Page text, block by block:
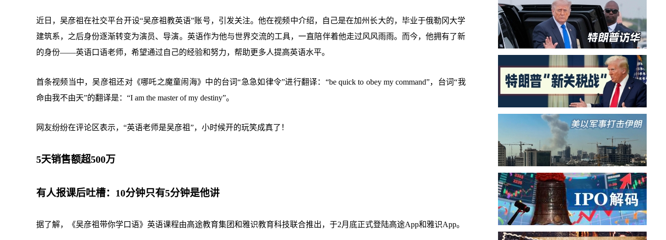
近日，吴彦祖在社交平台开设“吴彦祖教英语”账号，引发关注。他在视频中介绍，自己是在加州长大的，毕业于俄勒冈大学
建筑系，之后身份逐渐转变为演员、导演。英语作为他与世界交流的工具，一直陪伴着他走过风风雨雨。而今，他拥有了新
的身份——英语口语老师，希望通过自己的经验和努力，帮助更多人提高英语水平。
首条视频当中，吴彦祖还对《哪吒之魔童闹海》中的台词“急急如律令”进行翻译：“be quick to obey my command”，台词“我
命由我不由天”的翻译是：“I am the master of my destiny”。
网友纷纷在评论区表示，“英语老师是吴彦祖”，小时候开的玩笑成真了！
5天销售额超500万
有人报课后吐槽：10分钟只有5分钟是他讲
据了解，《吴彦祖带你学口语》英语课程由高途教育集团和雅识教育科技联合推出，于2月底正式登陆高途App和雅识App。